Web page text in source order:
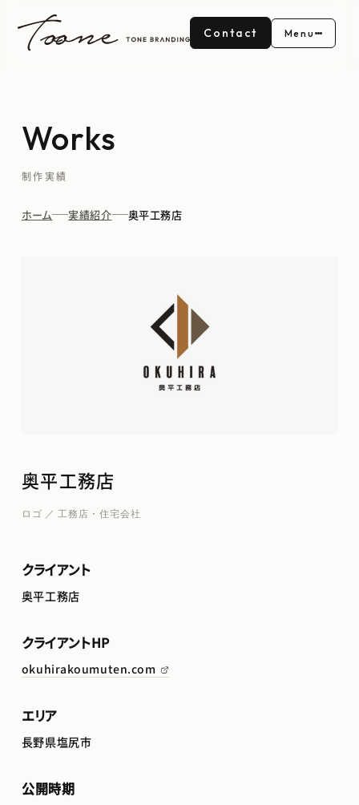
Contact Menu
Works
制作実績
ホーム 実績紹介 奥平工務店
奥平工務店
ロゴ ／ 工務店・住宅会社
クライアント
奥平工務店
クライアントHP
okuhirakoumuten.com
エリア
長野県塩尻市
公開時期